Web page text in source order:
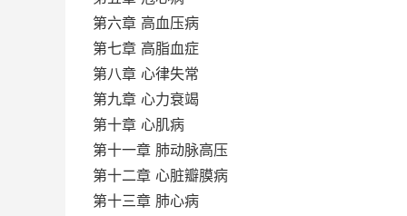
第六章 高血压病
第七章 高脂血症
第八章 心律失常
第九章 心力衰竭
第十章 心肌病
第十一章 肺动脉高压
第十二章 心脏瓣膜病
第十三章 肺心病